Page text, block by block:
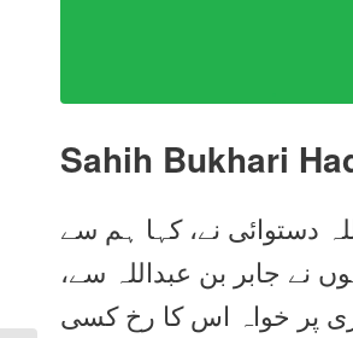
Sahih Bukhari
دستوائی نے، کہا ہم سے
نے جابر بن عبداللہ سے،
پر خواہ اس کا رخ کسی